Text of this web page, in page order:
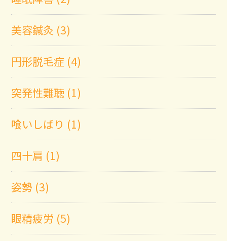
美容鍼灸 (3)
円形脱毛症 (4)
突発性難聴 (1)
喰いしばり (1)
四十肩 (1)
姿勢 (3)
眼精疲労 (5)